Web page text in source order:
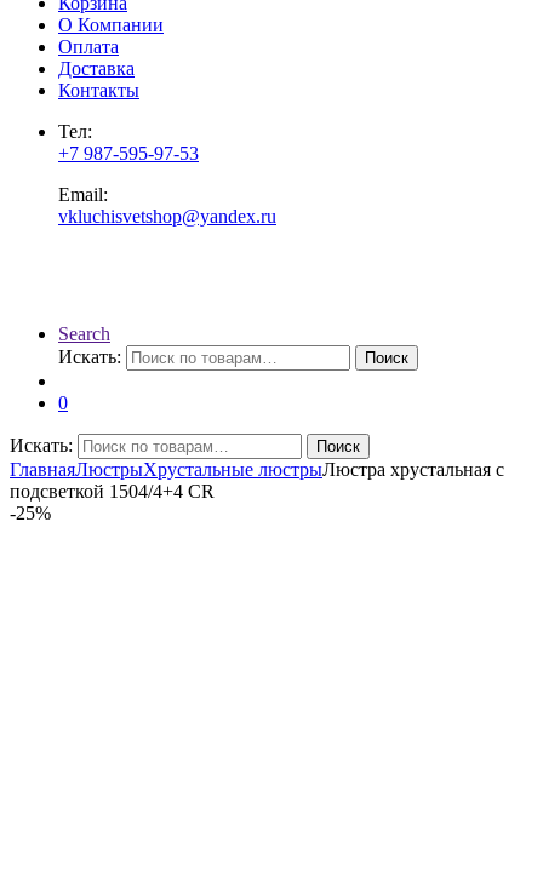
О Компании
Оплата
Доставка
Контакты
Тел:
+7 987-595-97-53
Email:
vkluchisvetshop@yandex.ru
Search
Искать:
Поиск
0
Искать: Поиск
ГлавнаяЛюстрыХрустальные люстрыЛюстра хрустальная с
подсветкой 1504/4+4 CR
-25%